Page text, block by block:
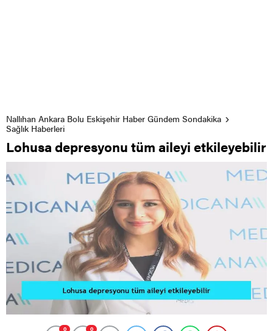
Nallıhan Ankara Bolu Eskişehir Haber Gündem Sondakika
Sağlık Haberleri
Lohusa depresyonu tüm aileyi etkileyebilir
0 0